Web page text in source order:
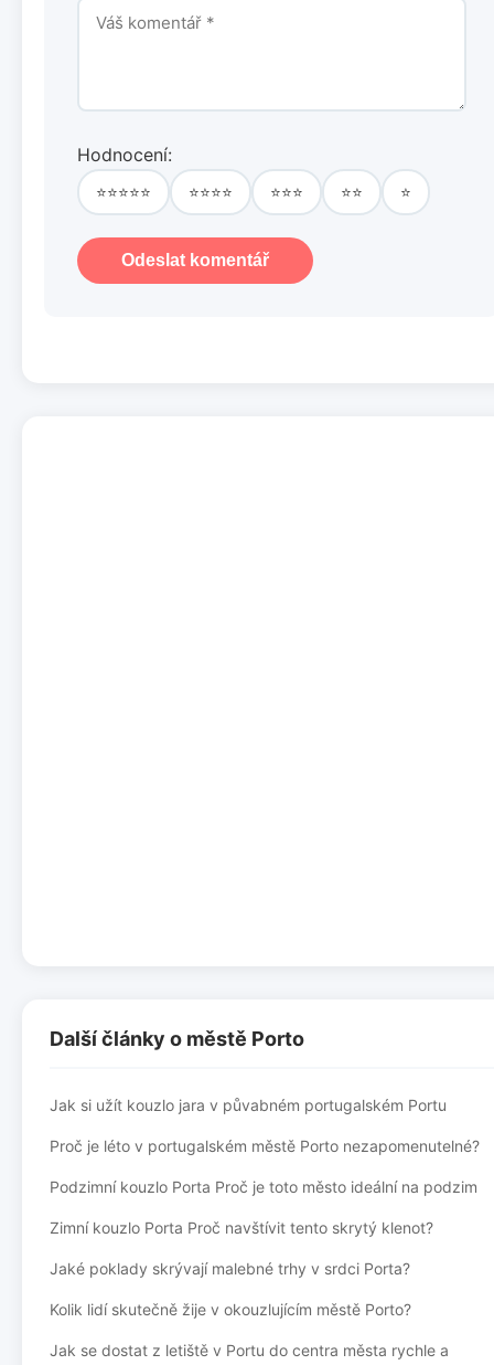
Hodnocení:
⭐⭐⭐⭐⭐ ⭐⭐⭐⭐ ⭐⭐⭐ ⭐⭐ ⭐
Odeslat komentář
Další články o městě Porto
Jak si užít kouzlo jara v půvabném portugalském Portu
Proč je léto v portugalském městě Porto nezapomenutelné?
Podzimní kouzlo Porta Proč je toto město ideální na podzim
Zimní kouzlo Porta Proč navštívit tento skrytý klenot?
Jaké poklady skrývají malebné trhy v srdci Porta?
Kolik lidí skutečně žije v okouzlujícím městě Porto?
Jak se dostat z letiště v Portu do centra města rychle a